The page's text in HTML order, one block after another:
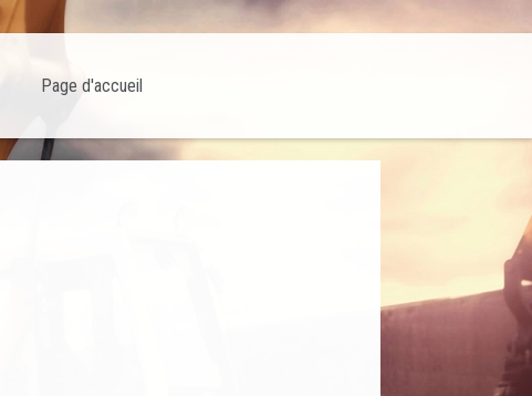
Page d'accueil